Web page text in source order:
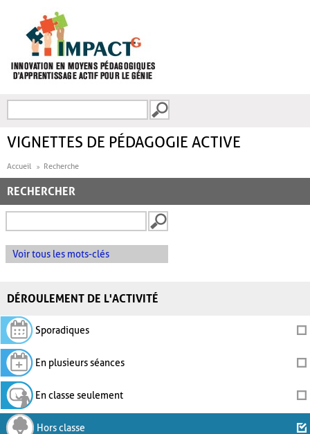
FORMULAIRE DE
VIGNETTES DE PÉDAGOGIE ACTIVE
Accueil Recherche
RECHERCHER
Voir tous les mots-clés
DÉROULEMENT DE L'ACTIVITÉ
Sporadiques
En plusieurs séances
En classe seulement
Hors classe